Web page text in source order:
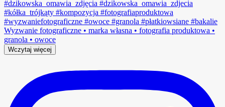
Wczytaj więcej